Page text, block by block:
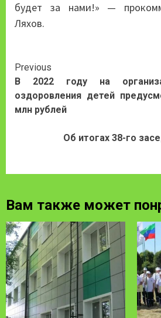
будет за нами!» —
Ляхов.
Continue
Reading
Previous
В 2022 году на
оздоровления детей
млн рублей
Об итогах 38-го
Вам также может